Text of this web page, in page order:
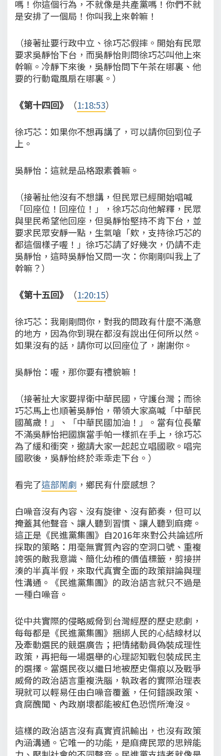
嗎！你這個行為，不就像是共產黨嗎！你們不就
是安排了一個局！你叫我上來幹嘛！
（接著扯要行政中立、徐巧芯假摔。開始有民眾
要求吳靜怡下台，而吳靜怡則問徐巧芯叫他上來
幹嘛。冷靜下來後，吳靜怡問下午茶在哪裏、他
要的行動電風扇在哪裏。）
《第十四回》 （1:18:53）
徐巧芯：如果你不想再講了，可以請你回到位子
上。
吳靜怡：這就是品格跟素養嘛。
（接著扯他沒有不想講，但民眾已經開始唱喊
「回座位！回座位！」，徐巧芯向他解釋，民眾
與里民希望他回座，但吳靜怡堅持不肯下台，並
要求民眾安靜一點，生氣嗆「欸，支持徐巧芯的
都這個樣子喔！」徐巧芯請了好幾次，仍請不走
吳靜怡，這時吳靜怡又問一次：你剛剛叫我上了
幹嘛？）
《第十五回》 （1:20:15）
徐巧芯：我剛剛問你，對我的問政有什麼不滿意
的地方，因為你到現在都沒有說出任何所以然。
如果沒有的話，請你可以回座位了，謝謝你。
吳靜怡：喔，那你要有禮貌嘛！
（接著扯大家要捍衛中華民國，守護台灣；而徐
巧芯馬上也順著吳靜怡，帶領大家高喊「中華民
國萬歲！」、「中華民國加油！」。當有位長輩
不滿吳靜怡把國旗當手帕一樣抓在手上，徐巧芯
為了緩和衝突，邀請大家一起起立唱國歌。唱完
國歌後，吳靜怡終於乖乖走下台。）
看完了這部鬧劇 ，鄉民有什麼感想？
白噪音沒有內容、沒有旋律、沒有節奏，但可以
掩蓋其他聲音、讓人聽到習慣、讓人聽到麻痺。
這正是《民進黨集團》自2016年來對公共論述所
採取的策略：用毫無實質內容的空洞口號、重複
誇張的敵我意識、簡化幼稚的價值標籤，剪接拼
湊的半真半假，來取代真實全面的政策辯論與理
性溝通。《民進黨集團》的政治語言就只不過是
一種白噪音。
從中共實際的侵略威脅到台灣經歷的歷史悲劇，
每每都是《民進黨集團》捆綁人民的心結線材以
及牽動選民的競選廣告；把情緒動員偽裝成理性
政策，再把每一場選舉的心理認知戰包裝成民主
的選擇。當選民夜以繼日地被歷史傷痕以及戰爭
威脅的政治語言重複洗腦，執政者的實際治理表
現就可以輕易任由白噪音覆蓋，任何錯誤政策、
貪腐醜聞、內政崩壞都能被紅色恐慌所淹沒。
這樣的政治語言沒有真實資訊輸出，也沒有政策
內涵溝通。它唯一的功能，是麻痺民眾的思辨能